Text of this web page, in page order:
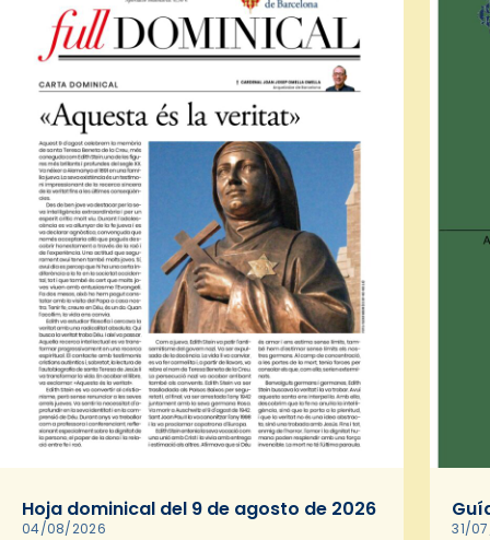
Hoja dominical del 9 de agosto de 2026
04/08/2026 31/